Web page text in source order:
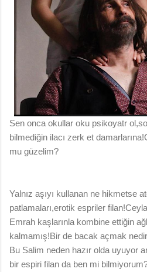
Sen onca okullar oku psikoyatr
bilmediğin ilacı zerk et
mu güzelim?
Yalnız aşıyı kullanan ne hikmetse
patlamaları,erotik espriler
Emrah kaşlarınla kombine ettiğin
kalmamış!Bir de bacak açmak
Bu Salim neden hazır olda uyuyor
bir espiri filan da ben mi